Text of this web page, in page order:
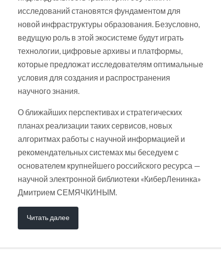
исследований становятся фундаментом для
новой инфраструктуры образования. Безусловно,
ведущую роль в этой экосистеме будут играть
технологии, цифровые архивы и платформы,
которые предложат исследователям оптимальные
условия для создания и распространения
научного знания.
О ближайших перспективах и стратегических
планах реализации таких сервисов, новых
алгоритмах работы с научной информацией и
рекомендательных системах мы беседуем с
основателем крупнейшего российского ресурса —
научной электронной библиотеки «КиберЛенинка»
Дмитрием СЕМЯЧКИНЫМ.
Читать далее